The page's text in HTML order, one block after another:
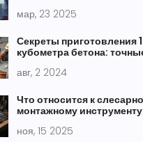
мар, 23 2025
Секреты приготовления 1
кубометра бетона:
авг, 2 2024
Что относится к
монтажному
ноя, 15 2025